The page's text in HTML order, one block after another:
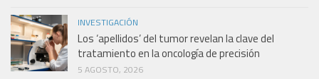
INVESTIGACIÓN
Los ‘apellidos’ del tumor revelan la clave del
tratamiento en la oncología de precisión
5 AGOSTO, 2026